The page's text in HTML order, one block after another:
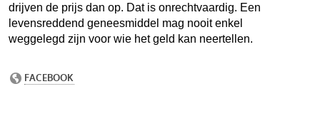
drijven de prijs dan op. Dat is onrechtvaardig. Een
levensreddend geneesmiddel mag nooit enkel
weggelegd zijn voor wie het geld kan neertellen.